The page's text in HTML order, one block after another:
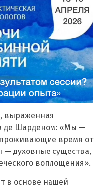
выраженная
де Шарденом: «Мы —
проживающие время от
духовные существа,
воплощения».
в основе нашей